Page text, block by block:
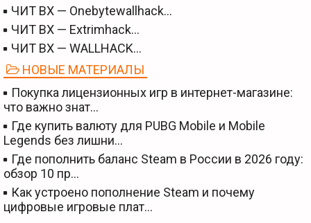
ЧИТ BX — Onebytewallhack…
ЧИТ BX — Extrimhack…
ЧИТ BX — WALLHACK…
НОВЫЕ МАТЕРИАЛЫ
Покупка лицензионных игр в интернет-магазине:
что важно знат…
Где купить валюту для PUBG Mobile и Mobile
Legends без лишни…
Где пополнить баланс Steam в России в 2026 году:
обзор 10 пр…
Как устроено пополнение Steam и почему
цифровые игровые плат…